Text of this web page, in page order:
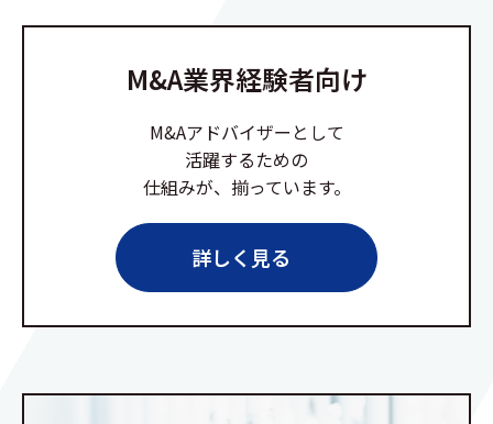
M&A業界経験者向け
M&Aアドバイザーとして
活躍するための
仕組みが、揃っています。
詳しく見る